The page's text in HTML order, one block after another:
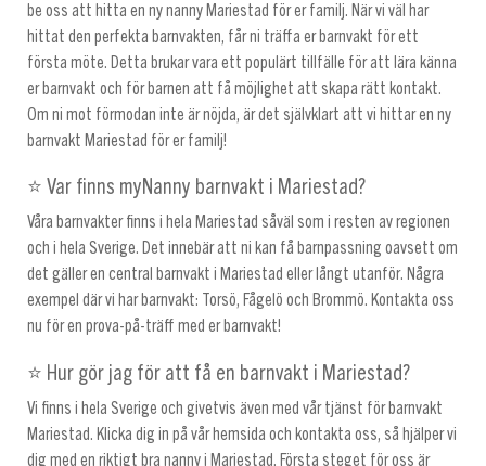
be oss att hitta en ny nanny Mariestad för er familj. När vi väl har
hittat den perfekta barnvakten, får ni träffa er barnvakt för ett
första möte. Detta brukar vara ett populärt tillfälle för att lära känna
er barnvakt och för barnen att få möjlighet att skapa rätt kontakt.
Om ni mot förmodan inte är nöjda, är det självklart att vi hittar en ny
barnvakt Mariestad för er familj!
⭐ Var finns myNanny barnvakt i Mariestad?
Våra barnvakter finns i hela Mariestad såväl som i resten av regionen
och i hela Sverige. Det innebär att ni kan få barnpassning oavsett om
det gäller en central barnvakt i Mariestad eller långt utanför. Några
exempel där vi har barnvakt: Torsö, Fågelö och Brommö. Kontakta oss
nu för en prova-på-träff med er barnvakt!
⭐ Hur gör jag för att få en barnvakt i Mariestad?
Vi finns i hela Sverige och givetvis även med vår tjänst för barnvakt
Mariestad. Klicka dig in på vår hemsida och kontakta oss, så hjälper vi
dig med en riktigt bra nanny i Mariestad. Första steget för oss är